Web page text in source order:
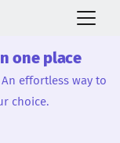
one place
An effortless way to
choice.